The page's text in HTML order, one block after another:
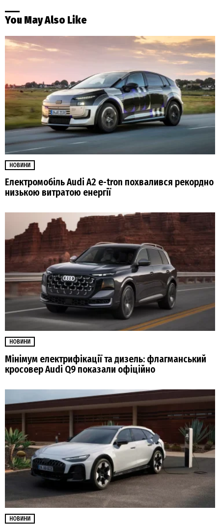
You May Also Like
НОВИНИ
Електромобіль Audi A2 e-tron похвалився рекордно
низькою витратою енергії
НОВИНИ
Мінімум електрифікації та дизель: флагманський
кросовер Audi Q9 показали офіційно
НОВИНИ